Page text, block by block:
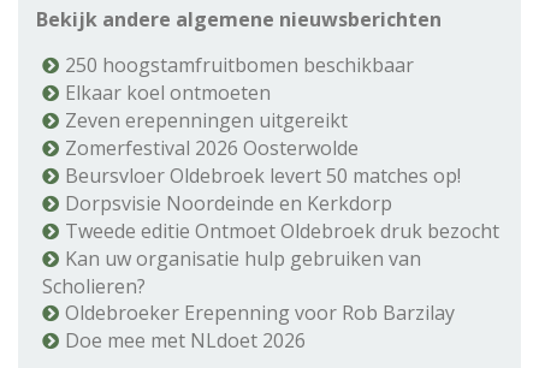
Bekijk andere algemene nieuwsberichten
250 hoogstamfruitbomen beschikbaar
Elkaar koel ontmoeten
Zeven erepenningen uitgereikt
Zomerfestival 2026 Oosterwolde
Beursvloer Oldebroek levert 50 matches op!
Dorpsvisie Noordeinde en Kerkdorp
Tweede editie Ontmoet Oldebroek druk bezocht
Kan uw organisatie hulp gebruiken van
Scholieren?
Oldebroeker Erepenning voor Rob Barzilay
Doe mee met NLdoet 2026